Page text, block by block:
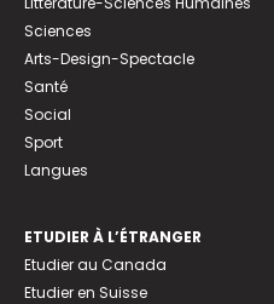
Sciences
Arts-Design-Spectacle
Santé
Social
Sport
Langues
ETUDIER À L’ÉTRANGER
Etudier au Canada
Etudier en Suisse